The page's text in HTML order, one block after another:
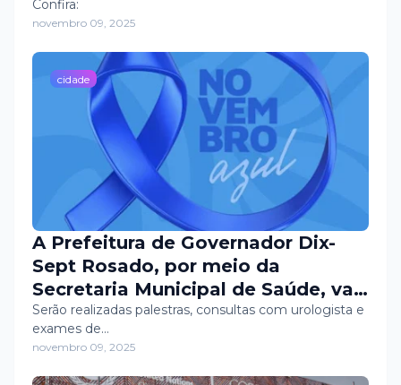
Confira:
novembro 09, 2025
cidade
A Prefeitura de Governador Dix-
Sept Rosado, por meio da
Secretaria Municipal de Saúde, vai
realizar uma grande mobilização
de prevenção e combate ao câncer
de próstata dentro da
Serão realizadas palestras, consultas com urologista e
exames de…
novembro 09, 2025